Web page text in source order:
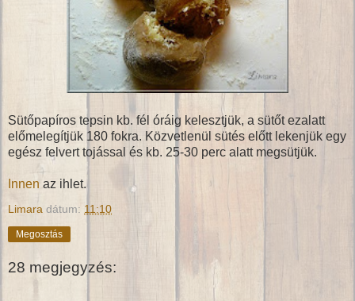
Sütőpapíros tepsin kb. fél óráig kelesztjük, a sütőt ezalatt
előmelegítjük 180 fokra. Közvetlenül sütés előtt lekenjük egy
egész felvert tojással és kb. 25-30 perc alatt megsütjük.
Innen az ihlet.
Limara dátum: 11:10
Megosztás
28 megjegyzés: